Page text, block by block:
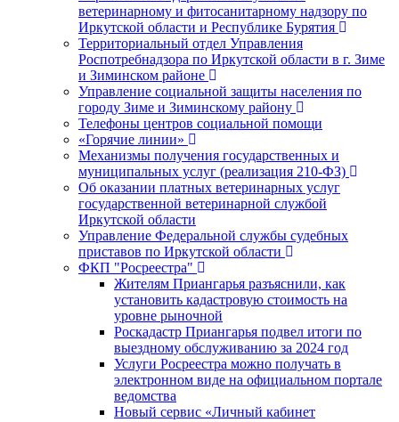
ветеринарному и фитосанитарному надзору по
Иркутской области и Республике Бурятия
Территориальный отдел Управления
Роспотребнадзора по Иркутской области в г. Зиме
и Зиминском районе
Управление социальной защиты населения по
городу Зиме и Зиминскому району
Телефоны центров социальной помощи
«Горячие линии»
Механизмы получения государственных и
муниципальных услуг (реализация 210-ФЗ)
Об оказании платных ветеринарных услуг
государственной ветеринарной службой
Иркутской области
Управление Федеральной службы судебных
приставов по Иркутской области
ФКП "Росреестра"
Жителям Приангарья разъяснили, как
установить кадастровую стоимость на
уровне рыночной
Роскадастр Приангарья подвел итоги по
выездному обслуживанию за 2024 год
Услуги Росреестра можно получать в
электронном виде на официальном портале
ведомства
Новый сервис «Личный кабинет